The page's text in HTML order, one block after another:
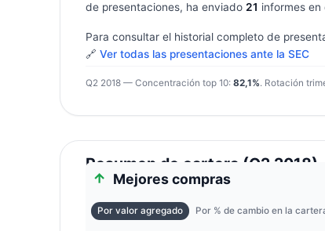
de presentaciones, ha enviado 21 informes en
Para consultar el historial completo de
🔗 Ver todas las presentaciones ante la SEC
Q2 2018 — Concentración top 10: 82,1%. Rotación
Resumen de cartera (Q2 2018)
Mejores compras
Por valor agregado Por % de cambio en la